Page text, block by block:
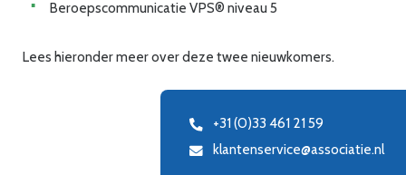
Beroepscommunicatie VPS® niveau 5
Lees hieronder meer over deze twee nieuwkomers.
+31 (0)33 461 21 59
klantenservice@associatie.nl